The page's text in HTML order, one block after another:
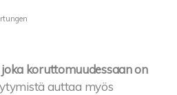
koruttomuudessaan on
auttaa myös